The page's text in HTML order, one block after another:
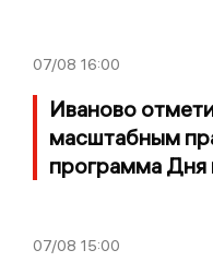
07/08 16:00
Иваново
масштабным
программа Дня
07/08 15:00